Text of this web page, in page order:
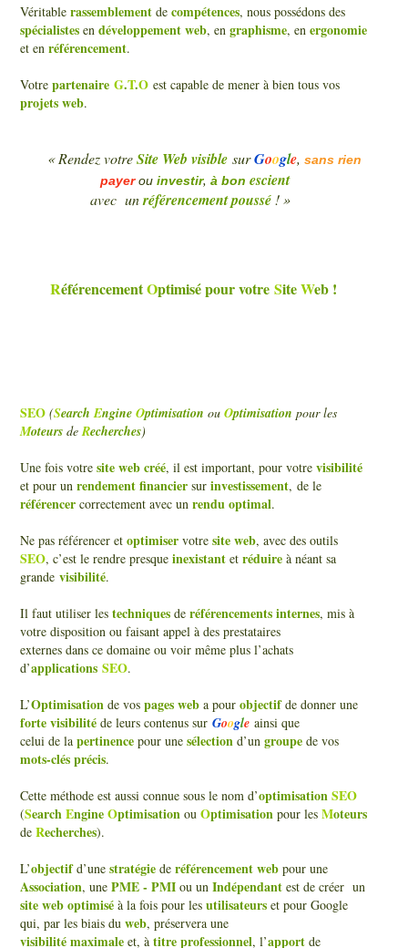
Véritable rassemblement de compétences, nous possédons des
spécialistes en développement web, en graphisme, en ergonomie
et en référencement.
Votre partenaire G.T.O est capable de mener à bien tous vos
projets web.
« Rendez votreSite Web visiblesur Google, sans rien
payerou investir, à bon escient
avec unréférencement poussé! »
RéférencementOptimisé pour votre SiteWeb !
SEO (Search Engine Optimisation ou Optimisation pour les
Moteurs deRecherches)
Une fois votre site web créé, il est important, pour votre visibilité
et pour un rendement financier sur investissement, de le
référencer correctement avec un rendu optimal.
Ne pas référencer et optimiser votre site web, avec des outils
SEO, c’est le rendre presque inexistant et réduire à néant sa
grande visibilité.
Il faut utiliser les techniques de référencements internes, mis à
votre disposition ou faisant appel à des prestataires
externes dans ce domaine ou voir même plus l’achats
d’applications SEO.
L’Optimisation de vos pages web a pour objectifde donner une
forte visibilité de leurs contenus sur Google ainsi que
celui de la pertinence pour une sélection d’un groupe de vos
mots-clés précis.
Cette méthode est aussi connue sous le nom d’optimisationSEO
(SearchEngineOptimisation ou Optimisation pour les Moteurs
de Recherches).
L’objectifd’une stratégie de référencement web pour une
Association, une PME - PMI ou un Indépendant est de créer un
site web optimisé à la fois pour les utilisateurs et pour Google
qui, par les biais du web, préservera une
visibilité maximale et, à titre professionnel, l’apport de